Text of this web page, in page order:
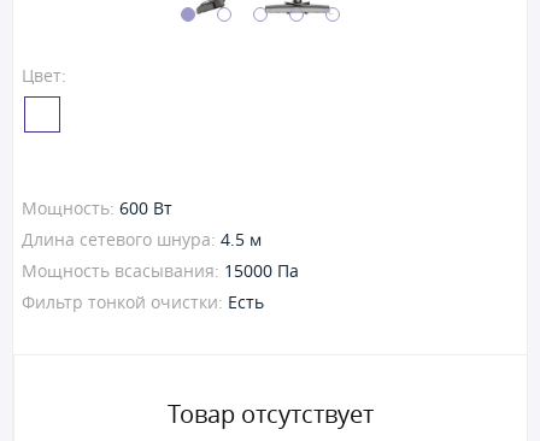
Цвет:
Мощность: 600 Вт
Длина сетевого шнура: 4.5 м
Мощность всасывания: 15000 Па
Фильтр тонкой очистки: Есть
Товар отсутствует